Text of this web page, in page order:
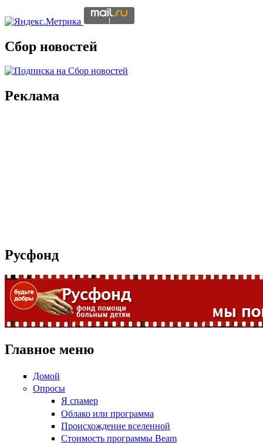
Сбор новостей
Реклама
Русфонд
Главное меню
Домой
Опросы
Я спамер
Облако или программа
Происхождение вселенной
Стоимость программы Beam